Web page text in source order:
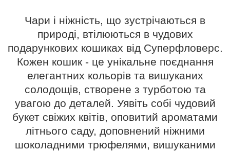
Чари і ніжність, що зустрічаються в
природі, втілюються в чудових
подарункових кошиках від Суперфловерс.
Кожен кошик - це унікальне поєднання
елегантних кольорів та вишуканих
солодощів, створене з турботою та
увагою до деталей. Уявіть собі чудовий
букет свіжих квітів, оповитий ароматами
літнього саду, доповнений ніжними
шоколадними трюфелями, вишуканими